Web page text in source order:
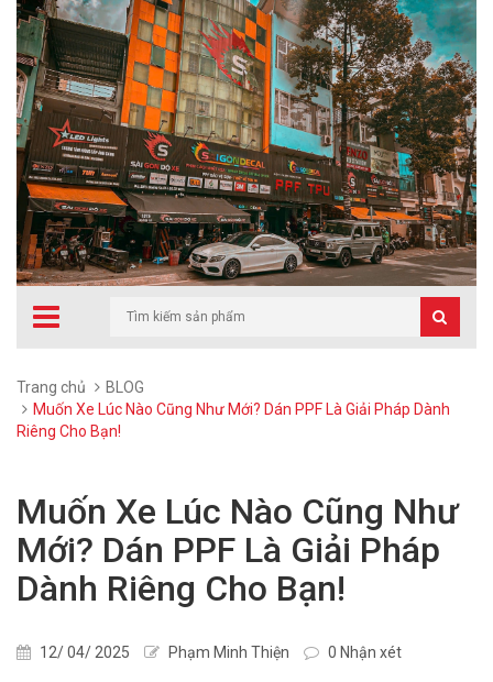
Trang chủ
BLOG
Muốn Xe Lúc Nào Cũng Như Mới? Dán PPF Là Giải Pháp Dành
Riêng Cho Bạn!
Muốn Xe Lúc Nào Cũng Như
Mới? Dán PPF Là Giải Pháp
Dành Riêng Cho Bạn!
12/ 04/ 2025 Phạm Minh Thiện 0 Nhận xét